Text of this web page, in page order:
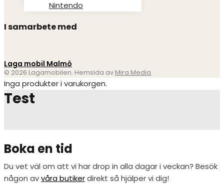
Nintendo
I samarbete med
Laga mobil Malmö
© 2026 Lagamobilen. Hemsida av Mira Media.
Inga produkter i varukorgen.
Test
Boka en tid
Du vet väl om att vi har drop in alla dagar i veckan? Besök
någon avvåra butikerdirekt så hjälper vi dig!